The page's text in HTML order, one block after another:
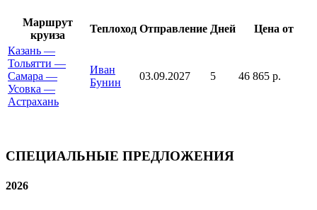
Маршрут
круиза
Теплоход Отправление Дней
Цена от
Казань —
Тольятти —
Самара —
Усовка —
Астрахань
Иван
Бунин
03.09.2027 5 46 865 р.
СПЕЦИАЛЬНЫЕ ПРЕДЛОЖЕНИЯ
2026